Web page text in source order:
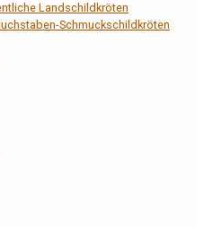
Landschildkröten
Schmuckschildkröten